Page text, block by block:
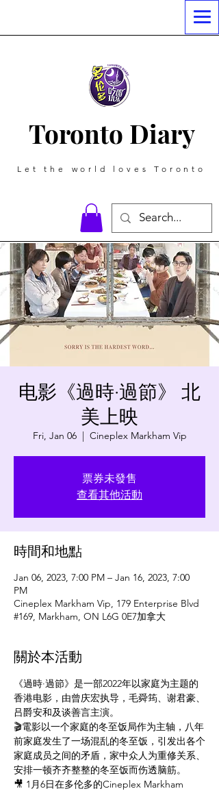
Toronto Diary
Let the world loves Toronto
电影《過時·過節》 北
美上映
Fri, Jan 06
  |
Cineplex Markham Vip
票券未發售
查看其他活動
時間和地點
Jan 06, 2023, 7:00 PM – Jan 16, 2023, 7:00
PM
Cineplex Markham Vip, 179 Enterprise Blvd
#169, Markham, ON L6G 0E7加拿大
關於本活動
《過時·過節》是一部2022年以家庭为主题的
香港电影，由曾庆宏执导，毛舜筠、谢君豪、
吕爵安和及谈善言主演。
🎬電影以一个家庭的冬至饭局作为主轴，八年
前家庭发生了一场混乱的冬至饭，引发出各个
家庭成员之间的矛盾，家中众人为重修关系、
安排一顿齐齐整整的冬至饭而伤透脑筋。
🎥 1月6日在多伦多的Cineplex Markham